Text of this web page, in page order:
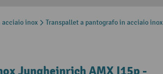
acciaio inox Transpallet a pantografo in acciaio inox
Jungheinrich AMX I15p -